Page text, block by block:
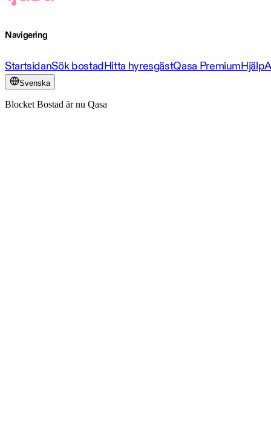
Navigering
StartsidanSök bostadHitta hyresgästQasa PremiumHjälp
Svenska
Blocket Bostad är nu Qasa